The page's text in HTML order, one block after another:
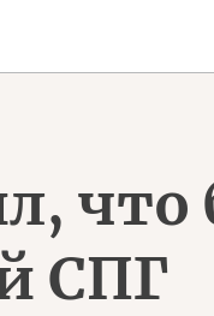
что
СПГ